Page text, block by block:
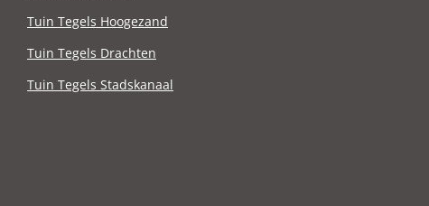
Tuin Tegels Hoogezand
Tuin Tegels Drachten
Tuin Tegels Stadskanaal